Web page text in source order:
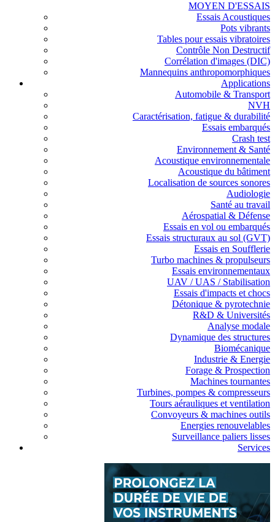
MOYEN D'ESSAIS
Essais Acoustiques
Pots vibrants
Tables pour essais vibratoires
Contrôle Non Destructif
Corrélation d'images (DIC)
Mannequins anthropomorphiques
Applications
Automobile & Transport
NVH
Caractérisation, fatigue & durabilité
Essais embarqués
Crash test
Environnement & Santé
Acoustique environnementale
Acoustique du bâtiment
Localisation de sources sonores
Audiologie
Santé au travail
Aérospatial & Défense
Essais en vol ou embarqués
Essais structuraux au sol (GVT)
Essais en Soufflerie
Turbo machines & propulseurs
Essais environnementaux
UAV / UAS / Stabilisation
Essais d'impacts et chocs
Détonique & pyrotechnie
R&D & Universités
Analyse modale
Dynamique des structures
Biomécanique
Industrie & Energie
Forage & Prospection
Machines tournantes
Turbines, pompes & compresseurs
Tours aérauliques et ventilation
Convoyeurs & machines outils
Energies renouvelables
Surveillance paliers lisses
Services